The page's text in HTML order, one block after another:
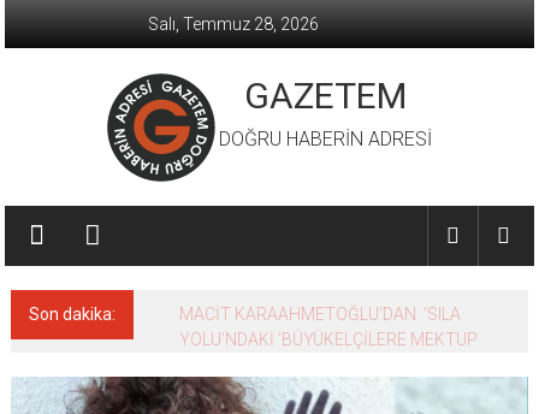
Salı, Temmuz 28, 2026
GAZETEM
DOĞRU HABERİN ADRESİ
Son dakika:
MACİT KARAAHMETOĞLU’DAN ‘SILA
YOLU’NDAKİ ’BÜYÜKELÇİLERE MEKTUP